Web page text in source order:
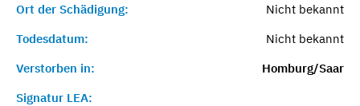
Ort der Schädigung:
Nicht bekannt
Todesdatum:
Nicht bekannt
Verstorben in:
Homburg/Saar
Signatur LEA: